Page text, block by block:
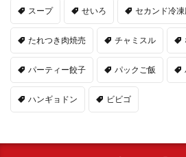
スープ せいろ セカンド冷
たれつき肉焼売 チャミスル
パーティー餃子 パックご飯
ハンギョドン ビビゴ